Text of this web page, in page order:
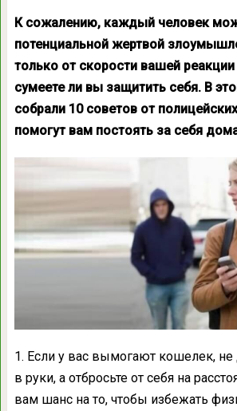
К сожалению, каждый человек
потенциальной жертвой
только от скорости вашей реакции
сумеете ли вы защитить себя. В
собрали 10 советов от
помогут вам постоять за себя
1. Если у вас вымогают кошелек, не
в руки, а отбросьте от себя на
вам шанс на то, чтобы избежать